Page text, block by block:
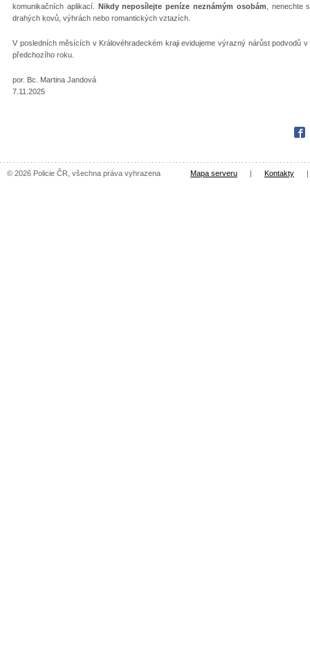
komunikačních aplikací. Nikdy neposílejte peníze neznámým osobám , nenechte
drahých kovů, výhrách nebo romantických vztazích.
V posledních měsících v Královéhradeckém kraji evidujeme výrazný nárůst podvodů
předchozího roku.
por. Bc. Martina Jandová
7.11.2025
© 2026 Policie ČR, všechna práva vyhrazena Mapa serveru | Kontakty |